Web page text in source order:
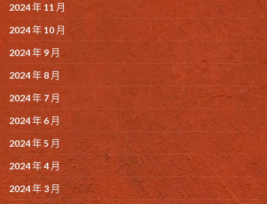
2024 年 11 月
2024 年 10 月
2024 年 9 月
2024 年 8 月
2024 年 7 月
2024 年 6 月
2024 年 5 月
2024 年 4 月
2024 年 3 月